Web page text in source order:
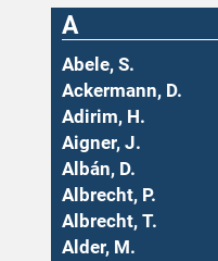
A
Abele, S.
Ackermann, D.
Adirim, H.
Aigner, J.
Albán, D.
Albrecht, P.
Albrecht, T.
Alder, M.